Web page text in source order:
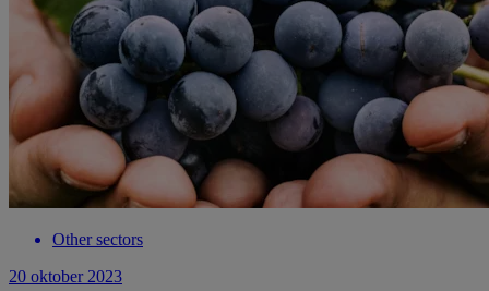
Other sectors
20 oktober 2023